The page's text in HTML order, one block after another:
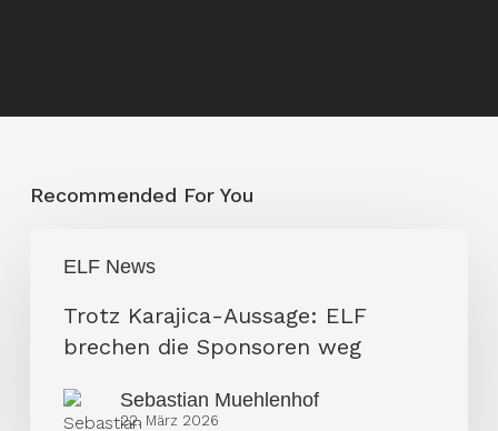
Recommended For You
ELF News
Karajica-
Aussage:
Trotz Karajica-Aussage: ELF
brechen die Sponsoren weg
Sebastian Muehlenhof
22. März 2026